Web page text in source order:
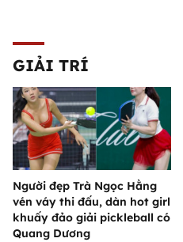
GIẢI TRÍ
Người đẹp Trà Ngọc Hằng
vén váy thi đấu, dàn hot girl
khuấy đảo giải pickleball có
Quang Dương